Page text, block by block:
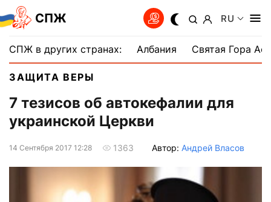
СПЖ RU
СПЖ в других странах: Албания Святая Гора
ЗАЩИТА ВЕРЫ
7 тезисов об автокефалии для
украинской Церкви
14 Сентября 2017 12:28 1363 Автор: Андрей Власов